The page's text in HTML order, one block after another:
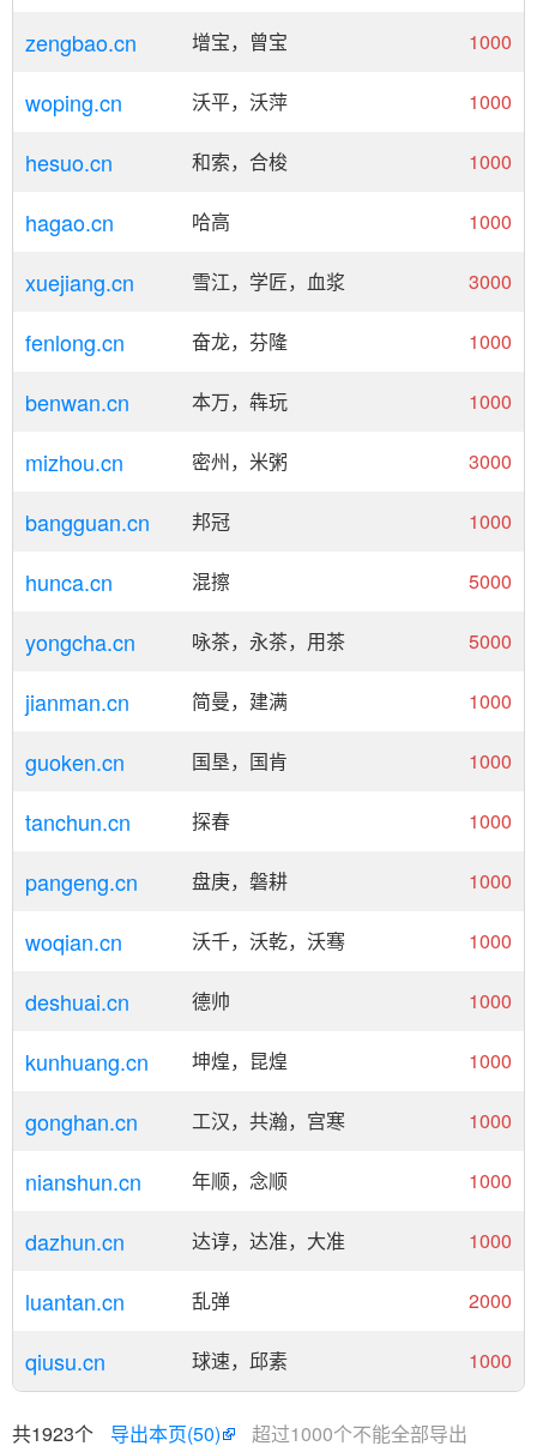
zengbao.cn 增宝，曾宝 1000
woping.cn 沃平，沃萍 1000
hesuo.cn 和索，合梭 1000
hagao.cn 哈高 1000
xuejiang.cn 雪江，学匠，血浆 3000
fenlong.cn 奋龙，芬隆 1000
benwan.cn 本万，犇玩 1000
mizhou.cn 密州，米粥 3000
bangguan.cn 邦冠 1000
hunca.cn 混擦 5000
yongcha.cn ‌咏茶，永茶，用茶 5000
jianman.cn 简曼，建满 1000
guoken.cn 国垦，国肯 1000
tanchun.cn 探春 1000
pangeng.cn 盘庚，磐耕 1000
woqian.cn 沃千，沃乾，沃骞 1000
deshuai.cn 德帅 1000
kunhuang.cn 坤煌，昆煌 1000
gonghan.cn 工汉，共瀚，宫寒 1000
nianshun.cn 年顺，念顺 1000
dazhun.cn 达谆，达准，大准 1000
luantan.cn 乱弹 2000
qiusu.cn 球速，邱素 1000
共1923个 导出本页(50) 超过1000个不能全部导出